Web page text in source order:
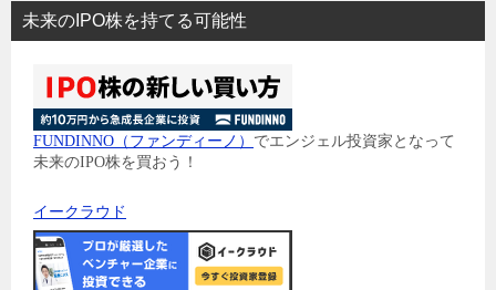
未来のIPO株を持てる可能性
FUNDINNO（ファンディーノ） でエンジェル投資家となって
未来のIPO株を買おう！
イークラウド